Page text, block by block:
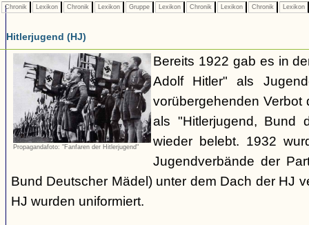
Chronik Lexikon Chronik Lexikon Gruppe Lexikon Chronik Lexikon Chronik Lexikon
Hitlerjugend (HJ)
Propagandafoto: "Fanfaren der Hitlerjugend"
Bereits 1922 gab es in
Adolf Hitler" als
vorübergehenden Verbot
als "Hitlerjugend, Bund
wieder belebt. 1932
Jugendverbände der
Bund Deutscher Mädel) unter dem Dach der HJ
HJ wurden uniformiert.